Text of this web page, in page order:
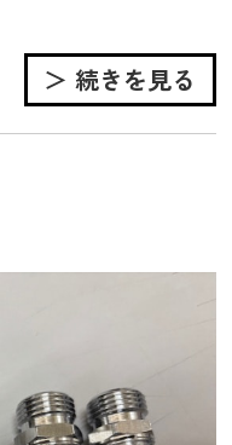
＞ 続きを見る